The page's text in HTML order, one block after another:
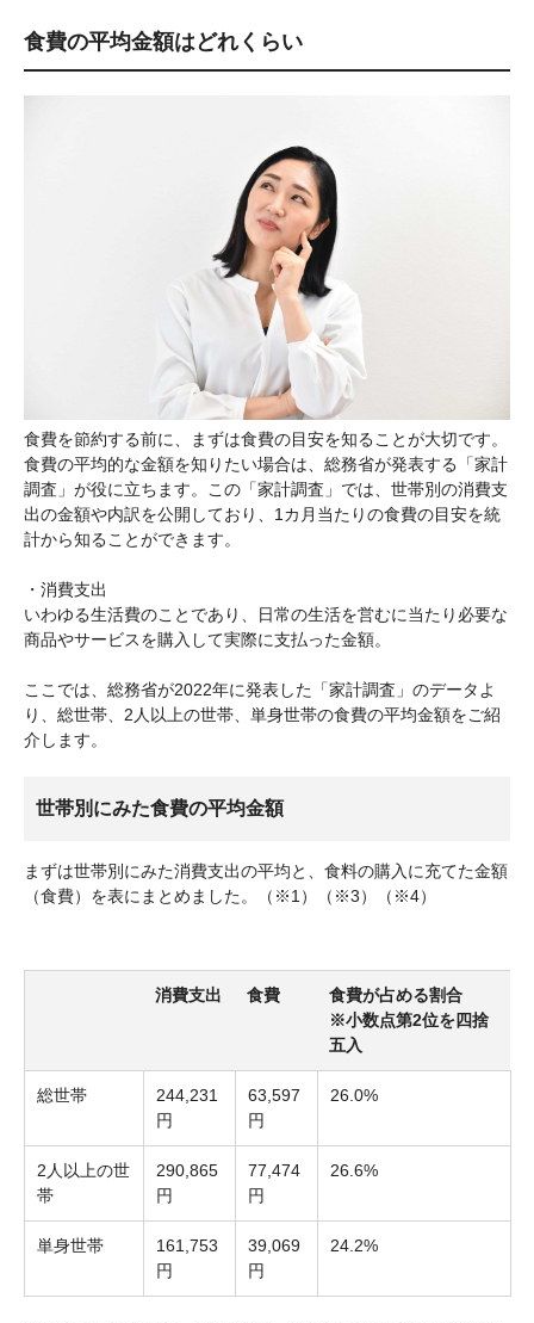
食費の平均金額はどれくらい
食費を節約する前に、まずは食費の目安を知ることが大切です。
食費の平均的な金額を知りたい場合は、総務省が発表する「家計
調査」が役に立ちます。この「家計調査」では、世帯別の消費支
出の金額や内訳を公開しており、1カ月当たりの食費の目安を統
計から知ることができます。
・消費支出
いわゆる生活費のことであり、日常の生活を営むに当たり必要な
商品やサービスを購入して実際に支払った金額。
ここでは、総務省が2022年に発表した「家計調査」のデータよ
り、総世帯、2人以上の世帯、単身世帯の食費の平均金額をご紹
介します。
世帯別にみた食費の平均金額
まずは世帯別にみた消費支出の平均と、食料の購入に充てた金額
（食費）を表にまとめました。（※1）（※3）（※4）
消費支出 食費
食費が占める割合
※小数点第2位を四捨
五入
総世帯
244,231
円
63,597
円
26.0%
2人以上の世
帯
290,865
円
77,474
円
26.6%
単身世帯
161,753
円
39,069
円
24.2%